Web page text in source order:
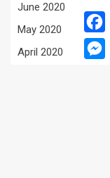
June 2020
May 2020
April 2020